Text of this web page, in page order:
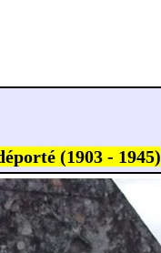
(1903 - 1945)